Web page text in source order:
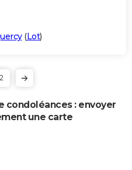
(Lot)
2
condoléances : envoyer
une carte